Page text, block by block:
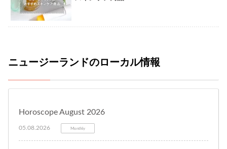
ニュージーランドのローカル情報
Horoscope August 2026
05.08.2026 Monthly